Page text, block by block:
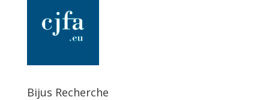
Bijus Recherche